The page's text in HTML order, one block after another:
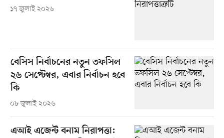
১৭ জুলাই ২০২৬
বেসিস নির্বাচনের নতুন তফসিল
২৬ সেপ্টেম্বর, এবার নির্বাচন হবে
কি
০৮ জুলাই ২০২৬
এআই এজেন্ট বনাম নিরাপত্তা: